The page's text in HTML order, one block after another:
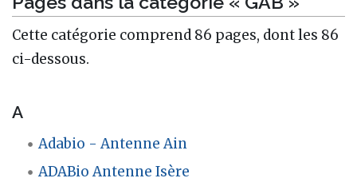
Cette catégorie comprend 86 pages, dont les 86
ci-dessous.
A
Adabio - Antenne Ain
ADABio Antenne Isère